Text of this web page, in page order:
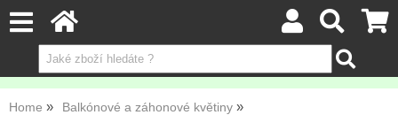
Home Balkónové a záhonové květiny